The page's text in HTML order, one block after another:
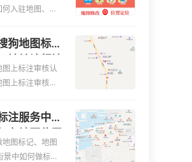
现的机会。方
际位置。特别
该地区的客户
提供明确的导航
和浪费时间的
务中心面的存
，实体指路人
入驻地图、如
美团相关地图
看下方正文！
狗地图标注
？
上标注审核认
上标注审核认
上标注审核认
图标注要多久才
，详情可查看
注服务中心
地图标注服
图标记、地图
景中如何做标